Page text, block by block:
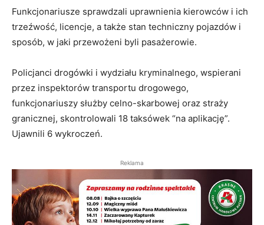
Funkcjonariusze sprawdzali uprawnienia kierowców i ich
trzeźwość, licencje, a także stan techniczny pojazdów i
sposób, w jaki przewożeni byli pasażerowie.
Policjanci drogówki i wydziału kryminalnego, wspierani
przez inspektorów transportu drogowego,
funkcjonariuszy służby celno-skarbowej oraz straży
granicznej, skontrolowali 18 taksówek “na aplikację”.
Ujawnili 6 wykroczeń.
Reklama